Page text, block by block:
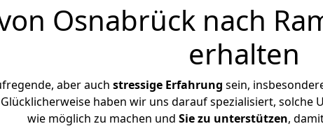
Osnabrück nach
erhalten
aber auch stressige Erfahrung sein,
haben wir uns darauf spezialisiert, solche
wie möglich zu machen und Sie zu unterstützen,